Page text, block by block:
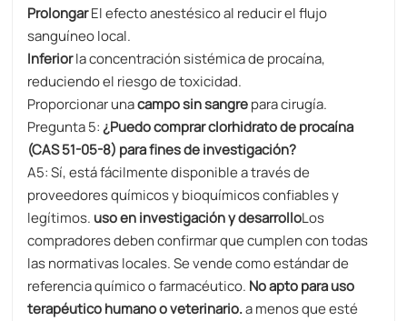
ProlongarEl efecto anestésico al reducir el flujo
sanguíneo local.
​Inferior​la concentración sistémica de procaína,
reduciendo el riesgo de toxicidad.
Proporcionar unacampo sin sangre​ para cirugía.
Pregunta 5:¿Puedo comprar clorhidrato de procaína
(CAS 51-05-8) para fines de investigación?
A5: Sí, está fácilmente disponible a través de
proveedores químicos y bioquímicos confiables y
legítimos. uso en investigación y desarrolloLos
compradores deben confirmar que cumplen con todas
las normativas locales. Se vende como estándar de
referencia químico o farmacéutico. No apto para uso
terapéutico humano o veterinario.​ a menos que esté